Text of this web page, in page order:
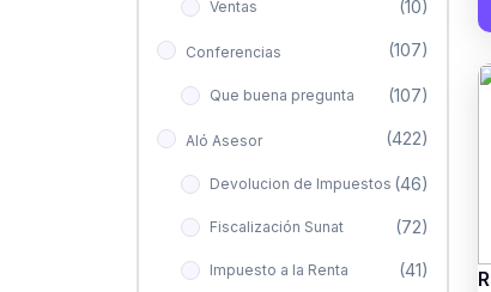
Ventas (10)
Conferencias (107)
Que buena pregunta (107)
Aló Asesor (422)
Devolucion de Impuestos (46)
Fiscalización Sunat (72)
Impuesto a la Renta (41)